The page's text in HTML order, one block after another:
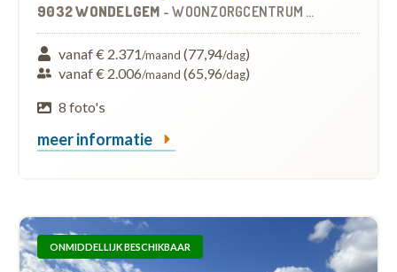
9032 WONDELGEM -WOONZORGCENTRUM (WZC)
vanaf € 2.371/maand (77,94/dag)
vanaf € 2.006/maand (65,96/dag)
8 foto's
meer informatie
ONMIDDELLIJK BESCHIKBAAR